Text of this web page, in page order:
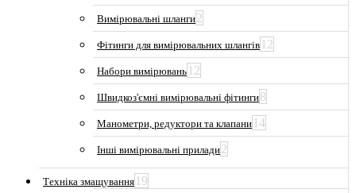
Вимірювальні шланги2
Фітинги для вимірювальних шлангів 12
Набори вимірювань 12
Швидкоз'ємні вимірювальні фітинги8
Манометри, редуктори та клапани 14
Інші вимірювальні прилади2
Техніка змащування 19